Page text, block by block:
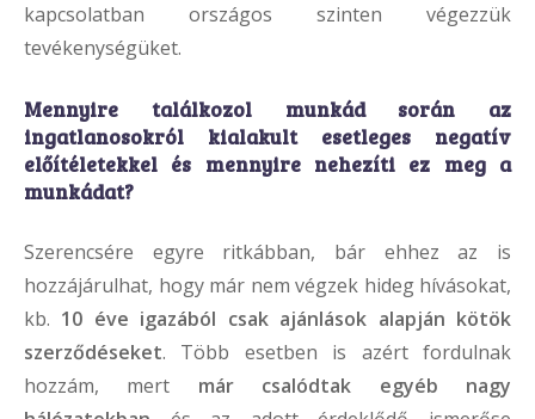
kapcsolatban országos szinten végezzük
tevékenységüket.
Mennyire találkozol munkád során az
ingatlanosokról kialakult esetleges negatív
előítéletekkel és mennyire nehezíti ez meg a
munkádat?
Szerencsére egyre ritkábban, bár ehhez az is
hozzájárulhat, hogy már nem végzek hideg hívásokat,
kb. 10 éve igazából csak ajánlások alapján kötök
szerződéseket. Több esetben is azért fordulnak
hozzám, mert már csalódtak egyéb nagy